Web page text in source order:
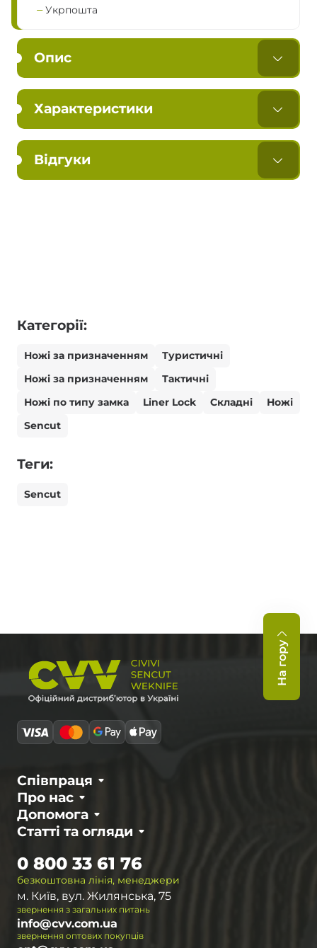
Укрпошта
Опис
Характеристики
Відгуки
Категорії:
Ножі за призначенням
Туристичні
Ножі за призначенням
Тактичні
Ножі по типу замка
Liner Lock Складні
Ножі
Sencut
Теги:
Sencut
На гору
Про нас
Співпраця
Статті та огляди
Допомога
безкоштовна лінія, менеджери
0 800 33 61 76
м. Київ, вул. Жилянська, 75
звернення з загальних питань
info@cvv.com.ua
звернення оптових покупців